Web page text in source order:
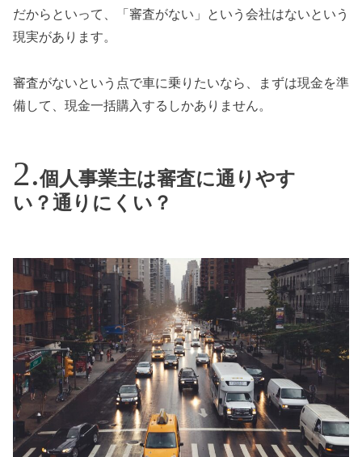
だからといって、「審査がない」という会社はないという
現実があります。
審査がないという点で車に乗りたいなら、まずは現金を準
備して、現金一括購入するしかありません。
個人事業主は審査に通りやす
い？通りにくい？